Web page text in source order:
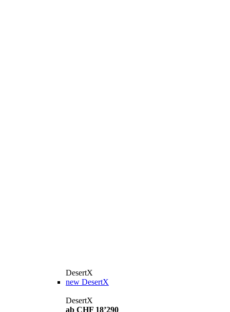
DesertX
new DesertX
DesertX
ab CHF 18’290